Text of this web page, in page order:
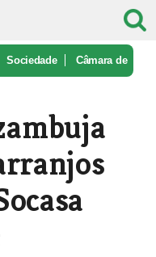
Sociedade Câmara de